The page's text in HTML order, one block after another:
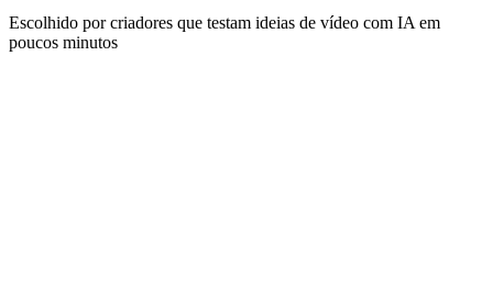
Escolhido por criadores que testam ideias de vídeo com IA em
poucos minutos